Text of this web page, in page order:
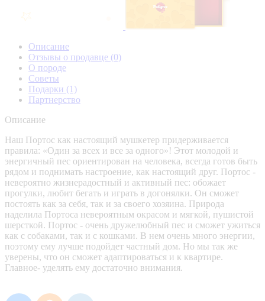
Описание
Отзывы о продавце (0)
О породе
Советы
Подарки (1)
Партнерство
Описание
Наш Портос как настоящий мушкетер придерживается
правила: «Один за всех и все за одного»! Этот молодой и
энергичный пес ориентирован на человека, всегда готов быть
рядом и поднимать настроение, как настоящий друг. Портос -
невероятно жизнерадостный и активный пес: обожает
прогулки, любит бегать и играть в догонялки. Он cможет
постоять как за себя, так и за своего хозяина. Природа
наделила Портоса невероятным окрасом и мягкой, пушистой
шерсткой. Портос - очень дружелюбный пес и сможет ужиться
как с собаками, так и с кошками. В нем очень много энергии,
поэтому ему лучше подойдет частный дом. Но мы так же
уверены, что он сможет адаптироваться и к квартире.
Главное- уделять ему достаточно внимания.